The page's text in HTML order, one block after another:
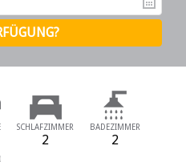
SCHLAFZIMMER
2
BADEZIMMER
2